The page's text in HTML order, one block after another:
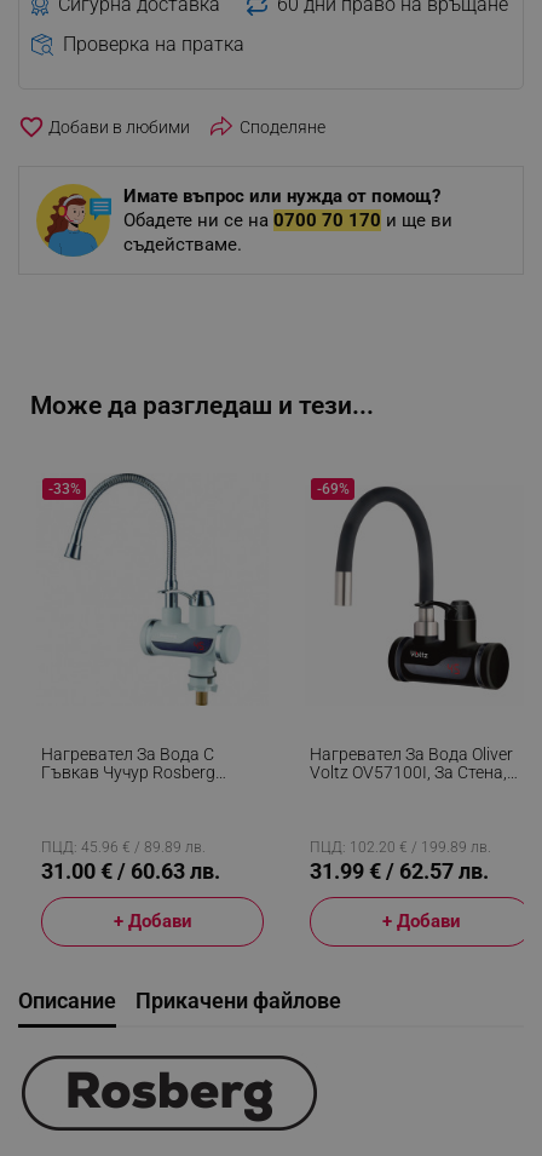
Проверка на пратка
favorite_border Споделяне
Имате въпрос или нужда от помощ?
Обадете ни се на 0700 70 170 и ще ви
съдействаме.
Може да разгледаш и тези...
Нагревател За Вода С
Гъвкав Чучур Rosberg
-33%
ПЦД: 45.96 € / 89.89 лв.
31.00 € / 60.63 лв.
+ Добави
Нагревател За Вода Oliver
Voltz OV57100I, За Стена,
-69%
ПЦД: 102.20 € / 199.89 лв.
31.99 € / 62.57 лв.
+ Добави
Описание Прикачени файлове